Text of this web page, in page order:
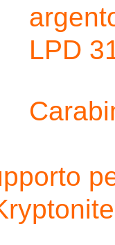
LPD